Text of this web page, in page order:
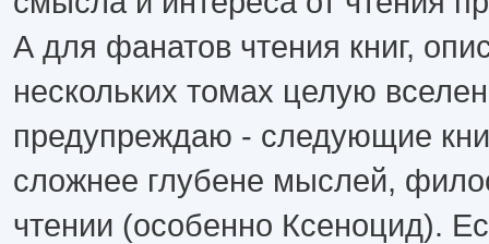
А для фанатов чтения книг,
нескольких томах целую
предупреждаю - следующие
сложнее глубене мыслей,
чтении (особенно Ксеноцид).